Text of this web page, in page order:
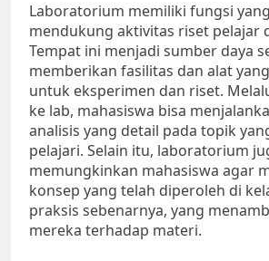
Laboratorium memiliki fungsi
mendukung aktivitas riset pelajar
Tempat ini menjadi sumber daya
memberikan fasilitas dan alat
untuk eksperimen dan riset.
ke lab, mahasiswa bisa
analisis yang detail pada topik
pelajari. Selain itu, laboratorium
memungkinkan mahasiswa agar
konsep yang telah diperoleh di
praksis sebenarnya, yang
mereka terhadap materi.